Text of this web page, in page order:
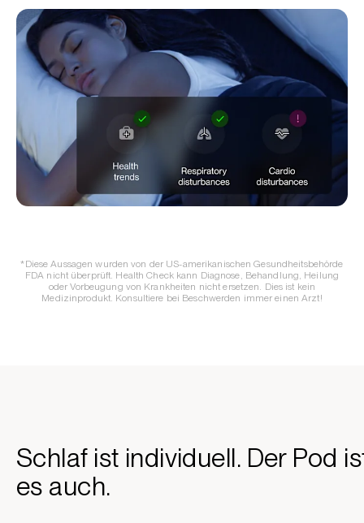
*Diese Aussagen wurden von der US-amerikanischen Gesundheitsbehörde
FDA nicht überprüft. Health Check kann Diagnose, Behandlung, Heilung
oder Vorbeugung von Krankheiten nicht ersetzen. Dies ist kein
Medizinprodukt. Konsultiere bei Beschwerden immer einen Arzt!
Schlaf ist individuell. Der Pod
es auch.